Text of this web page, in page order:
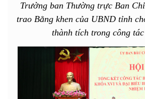
Trưởng ban Thường trực Ban
trao Bằng khen của UBND tỉnh
thành tích trong công